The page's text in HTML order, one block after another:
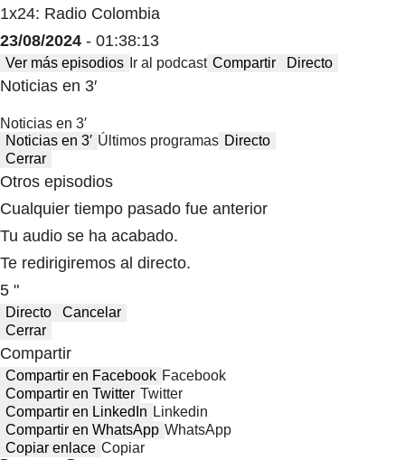
1x24: Radio Colombia
23/08/2024 - 01:38:13
Ver más episodios Ir al podcast Compartir Directo
Noticias en 3′
Noticias en 3′
Noticias en 3′ Últimos programas Directo
Cerrar
Otros episodios
Cualquier tiempo pasado fue anterior
Tu audio se ha acabado.
Te redirigiremos al directo.
5 "
Directo
Cancelar
Cerrar
Compartir
Compartir en Facebook Facebook
Compartir en Twitter Twitter
Compartir en LinkedIn Linkedin
Compartir en WhatsApp WhatsApp
Copiar enlace Copiar